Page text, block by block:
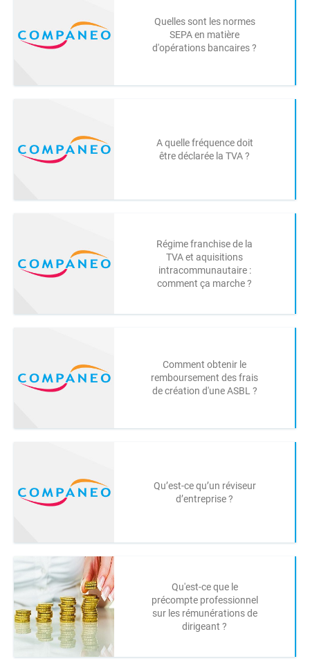
Quelles sont les normes
SEPA en matière
d'opérations bancaires ?
A quelle fréquence doit
être déclarée la TVA ?
Régime franchise de la
TVA et aquisitions
intracommunautaire :
comment ça marche ?
Comment obtenir le
remboursement des frais
de création d'une ASBL ?
Qu’est-ce qu’un réviseur
d’entreprise ?
Qu'est-ce que le
précompte professionnel
sur les rémunérations de
dirigeant ?